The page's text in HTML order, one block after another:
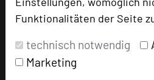
Funktionalitäten der Seite
technisch notwendig
Marketing
Tagungsteilnehmer